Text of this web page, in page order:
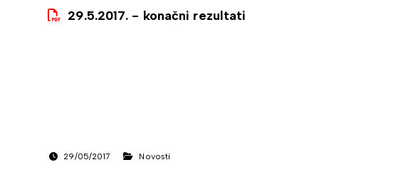
29.5.2017. - konačni rezultati
29/05/2017 Novosti